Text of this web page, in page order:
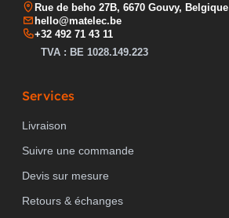
Rue de beho 27B, 6670 Gouvy, Belgique
hello@matelec.be
+32 492 71 43 11
TVA : BE 1028.149.223
Services
Livraison
Suivre une commande
Devis sur mesure
Retours & échanges